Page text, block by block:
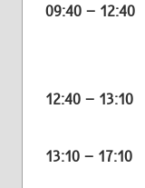
09:40 – 12:40
12:40 – 13:10
13:10 – 17:10